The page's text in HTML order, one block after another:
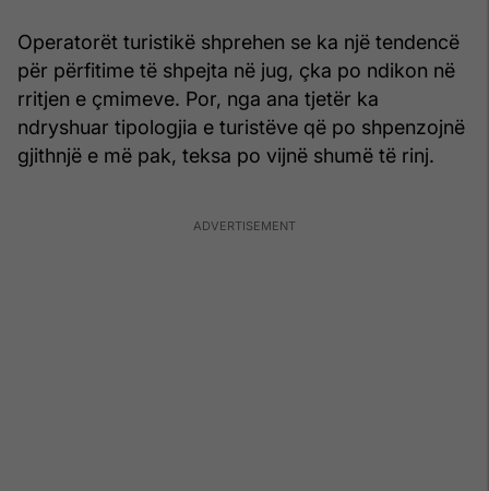
Operatorët turistikë shprehen se ka një tendencë
për përfitime të shpejta në jug, çka po ndikon në
rritjen e çmimeve. Por, nga ana tjetër ka
ndryshuar tipologjia e turistëve që po shpenzojnë
gjithnjë e më pak, teksa po vijnë shumë të rinj.